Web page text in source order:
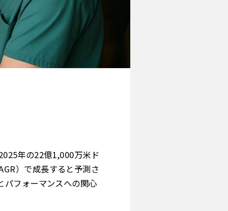
年の22億1,000万米ド
）で成長すると予測さ
パフォーマンスへの関心